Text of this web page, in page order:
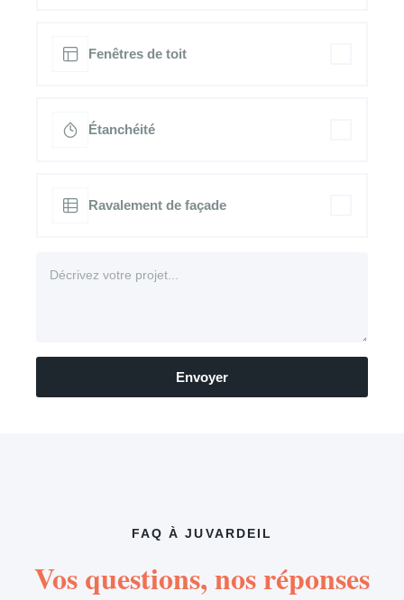
Fenêtres de toit
Étanchéité
Ravalement de façade
Envoyer
FAQ À JUVARDEIL
Vos questions, nos réponses